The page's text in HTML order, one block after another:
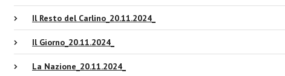
Il Resto del Carlino_20.11.2024_
Il Giorno_20.11.2024_
La Nazione_20.11.2024_